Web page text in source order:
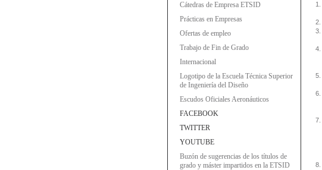
Cátedras de Empresa ETSID
Prácticas en Empresas
Ofertas de empleo
Trabajo de Fin de Grado
Internacional
Logotipo de la Escuela Técnica Superior
de Ingeniería del Diseño
Escudos Oficiales Aeronáuticos
FACEBOOK
TWITTER
YOUTUBE
Buzón de sugerencias de los títulos de
grado y máster impartidos en la ETSID